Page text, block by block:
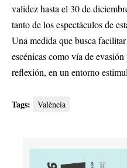
validez hasta el 30 de
tanto de los espectáculos de
Una medida que busca
escénicas como vía de
reflexión, en un entorno
Tags: València